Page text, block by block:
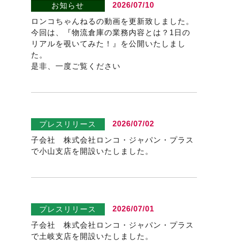
お知らせ
2026/07/10
ロンコちゃんねるの動画を更新致しました。
今回は、『物流倉庫の業務内容とは？1日の
リアルを覗いてみた！』を公開いたしまし
た。
是非、一度ご覧ください
プレスリリース
2026/07/02
子会社 株式会社ロンコ・ジャパン・プラス
で小山支店を開設いたしました。
プレスリリース
2026/07/01
子会社 株式会社ロンコ・ジャパン・プラス
で土岐支店を開設いたしました。